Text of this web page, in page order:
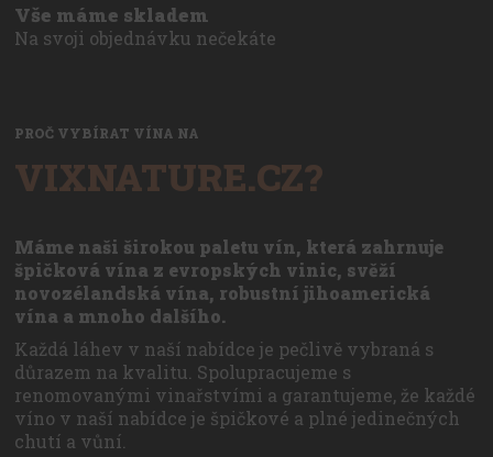
Vše máme skladem
Na svoji objednávku nečekáte
PROČ VYBÍRAT VÍNA NA
VIXNATURE.CZ?
Máme naši širokou paletu vín, která zahrnuje
špičková vína z evropských vinic, svěží
novozélandská vína, robustní jihoamerická
vína a mnoho dalšího.
Každá láhev v naší nabídce je pečlivě vybraná s
důrazem na kvalitu. Spolupracujeme s
renomovanými vinařstvími a garantujeme, že každé
víno v naší nabídce je špičkové a plné jedinečných
chutí a vůní.